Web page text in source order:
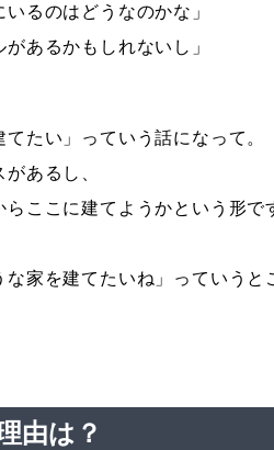
るのはどうなのかな」
あるかもしれないし」
たい」っていう話になって。
あるし、
ここに建てようかという形で
な家を建てたいね」っていうと
由は？